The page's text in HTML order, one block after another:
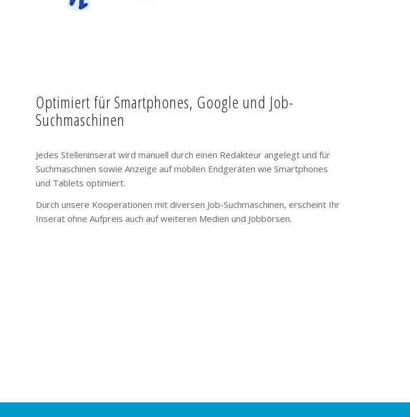
Optimiert für Smartphones, Google und Job-
Suchmaschinen
Jedes Stelleninserat wird manuell durch einen Redakteur angelegt und für
Suchmaschinen sowie Anzeige auf mobilen Endgeräten wie Smartphones
und Tablets optimiert.
Durch unsere Kooperationen mit diversen Job-Suchmaschinen, erscheint Ihr
Inserat ohne Aufpreis auch auf weiteren Medien und Jobbörsen.